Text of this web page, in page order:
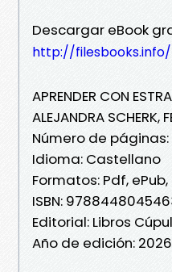
Descargar eBook
http://
APRENDER CON
ALEJANDRA SCHERK,
Número de páginas:
Idioma: Castellano
Formatos: Pdf, ePub,
ISBN:
Editorial: Libros
Año de edición: 2026